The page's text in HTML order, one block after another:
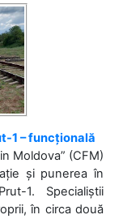
1 – funcțională
Moldova” (CFM)
și punerea în
1. Specialiștii
în circa două